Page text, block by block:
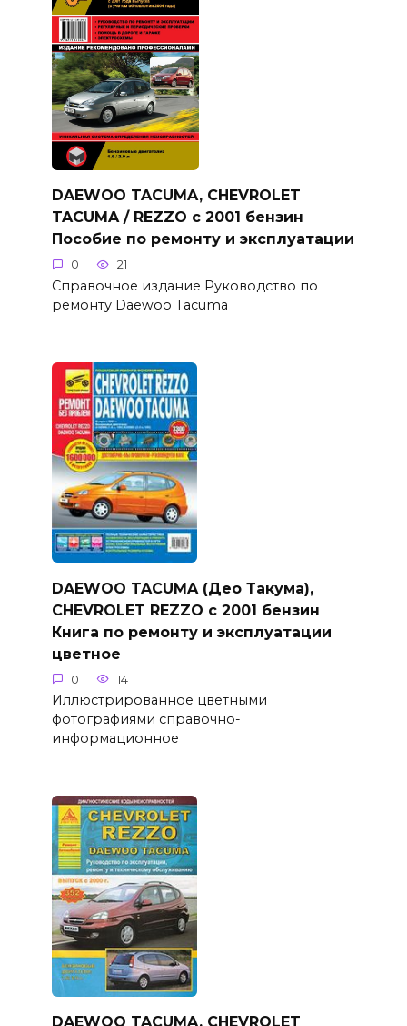
DAEWOO TACUMA, CHEVROLET
TACUMA / REZZO с 2001 бензин
Пособие по ремонту и эксплуатации
0 21
Справочное издание Руководство по
ремонту Daewoo Tacuma
DAEWOO TACUMA (Део Такума),
CHEVROLET REZZO с 2001 бензин
Книга по ремонту и эксплуатации
цветное
0 14
Иллюстрированное цветными
фотографиями справочно-
информационное
DAEWOO TACUMA, CHEVROLET